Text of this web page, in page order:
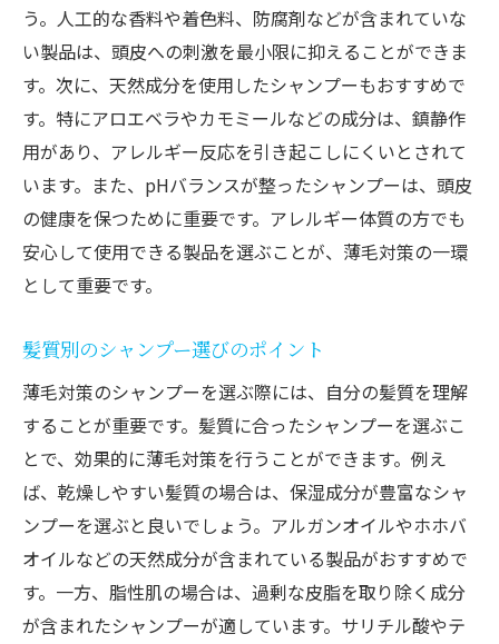
シャンプーの香りとリラクゼーション効果
価格帯別おすすめのシャンプー
購入前にチェックするべきポイント
自然に優しい薄毛対策シャンプーの選び方
自然派シャンプーのメリットとデメリット
科学派シャンプーの効果と安全性
自然派と科学派どちらが良いか判断するポ
イント
環境への配慮と持続可能性
使用者の声と選び方のヒント
う。人工的な香料や着色料、防腐剤などが含まれていな
い製品は、頭皮への刺激を最小限に抑えることができま
す。次に、天然成分を使用したシャンプーもおすすめで
す。特にアロエベラやカモミールなどの成分は、鎮静作
用があり、アレルギー反応を引き起こしにくいとされて
います。また、pHバランスが整ったシャンプーは、頭皮
の健康を保つために重要です。アレルギー体質の方でも
安心して使用できる製品を選ぶことが、薄毛対策の一環
として重要です。
髪質別のシャンプー選びのポイント
薄毛対策のシャンプーを選ぶ際には、自分の髪質を理解
することが重要です。髪質に合ったシャンプーを選ぶこ
とで、効果的に薄毛対策を行うことができます。例え
ば、乾燥しやすい髪質の場合は、保湿成分が豊富なシャ
ンプーを選ぶと良いでしょう。アルガンオイルやホホバ
オイルなどの天然成分が含まれている製品がおすすめで
す。一方、脂性肌の場合は、過剰な皮脂を取り除く成分
が含まれたシャンプーが適しています。サリチル酸やテ